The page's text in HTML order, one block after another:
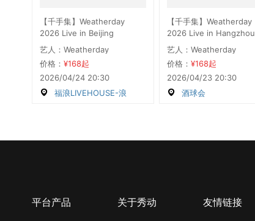
【千手集】Weatherday
2026 Live in Beijing
艺人：Weatherday
价格： ¥168起
2026/04/24 20:30
福浪LIVEHOUSE-浪
【千手集】Weatherday
2026 Live in Hangzhou
艺人：Weatherday
价格： ¥168起
2026/04/23 20:30
酒球会
平台产品 关于秀动 友情链接